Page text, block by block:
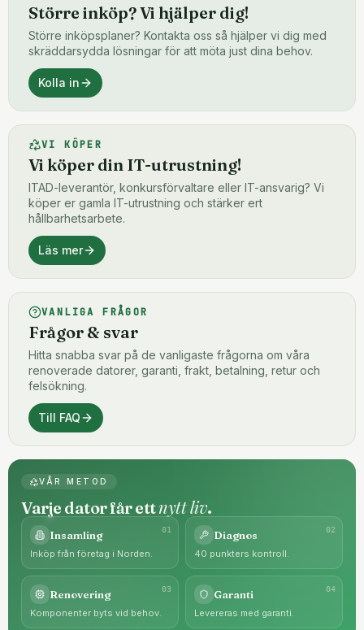
Större inköp? Vi hjälper dig!
Större inköpsplaner? Kontakta oss så hjälper vi dig med
skräddarsydda lösningar för att möta just dina behov.
Kolla in
VI KÖPER
Vi köper din IT-utrustning!
ITAD-leverantör, konkursförvaltare eller IT-ansvarig? Vi
köper er gamla IT-utrustning och stärker ert
hållbarhetsarbete.
Läs mer
VANLIGA FRÅGOR
Frågor & svar
Hitta snabba svar på de vanligaste frågorna om våra
renoverade datorer, garanti, frakt, betalning, retur och
felsökning.
Till FAQ
VÅR METOD
Varje dator får ettnytt liv.
01
Insamling
Inköp från företag i Norden.
02
Diagnos
40 punkters kontroll.
03
Renovering
Komponenter byts vid behov.
04
Garanti
Levereras med garanti.